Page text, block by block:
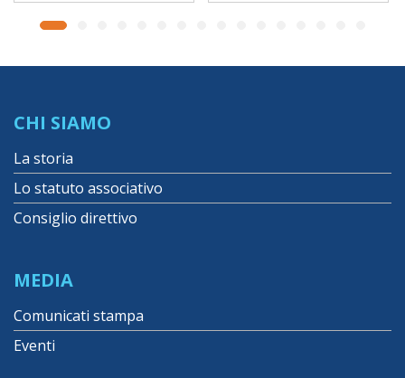
CHI SIAMO
La storia
Lo statuto associativo
Consiglio direttivo
MEDIA
Comunicati stampa
Eventi